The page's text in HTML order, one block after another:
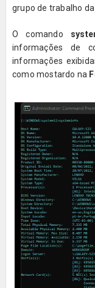
grupo de trabalho da
O comando
informações de
informações
como mostardo na